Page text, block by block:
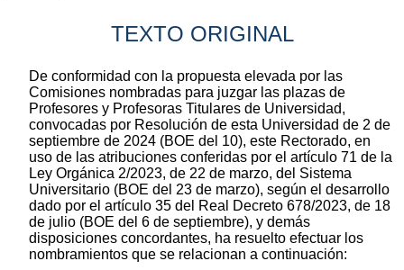
TEXTO ORIGINAL
De conformidad con la propuesta elevada por las
Comisiones nombradas para juzgar las plazas de
Profesores y Profesoras Titulares de Universidad,
convocadas por Resolución de esta Universidad de 2 de
septiembre de 2024 (BOE del 10), este Rectorado, en
uso de las atribuciones conferidas por el artículo 71 de la
Ley Orgánica 2/2023, de 22 de marzo, del Sistema
Universitario (BOE del 23 de marzo), según el desarrollo
dado por el artículo 35 del Real Decreto 678/2023, de 18
de julio (BOE del 6 de septiembre), y demás
disposiciones concordantes, ha resuelto efectuar los
nombramientos que se relacionan a continuación: